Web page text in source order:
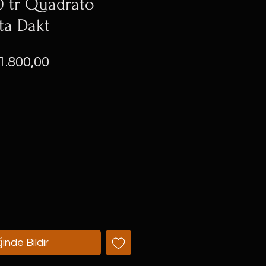
Dakt
Bildir